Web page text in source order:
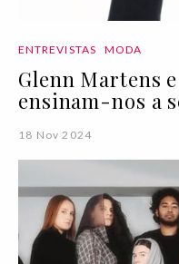
ENTREVISTAS MODA
Glenn Martens
ensinam-nos a
18 Nov 2024